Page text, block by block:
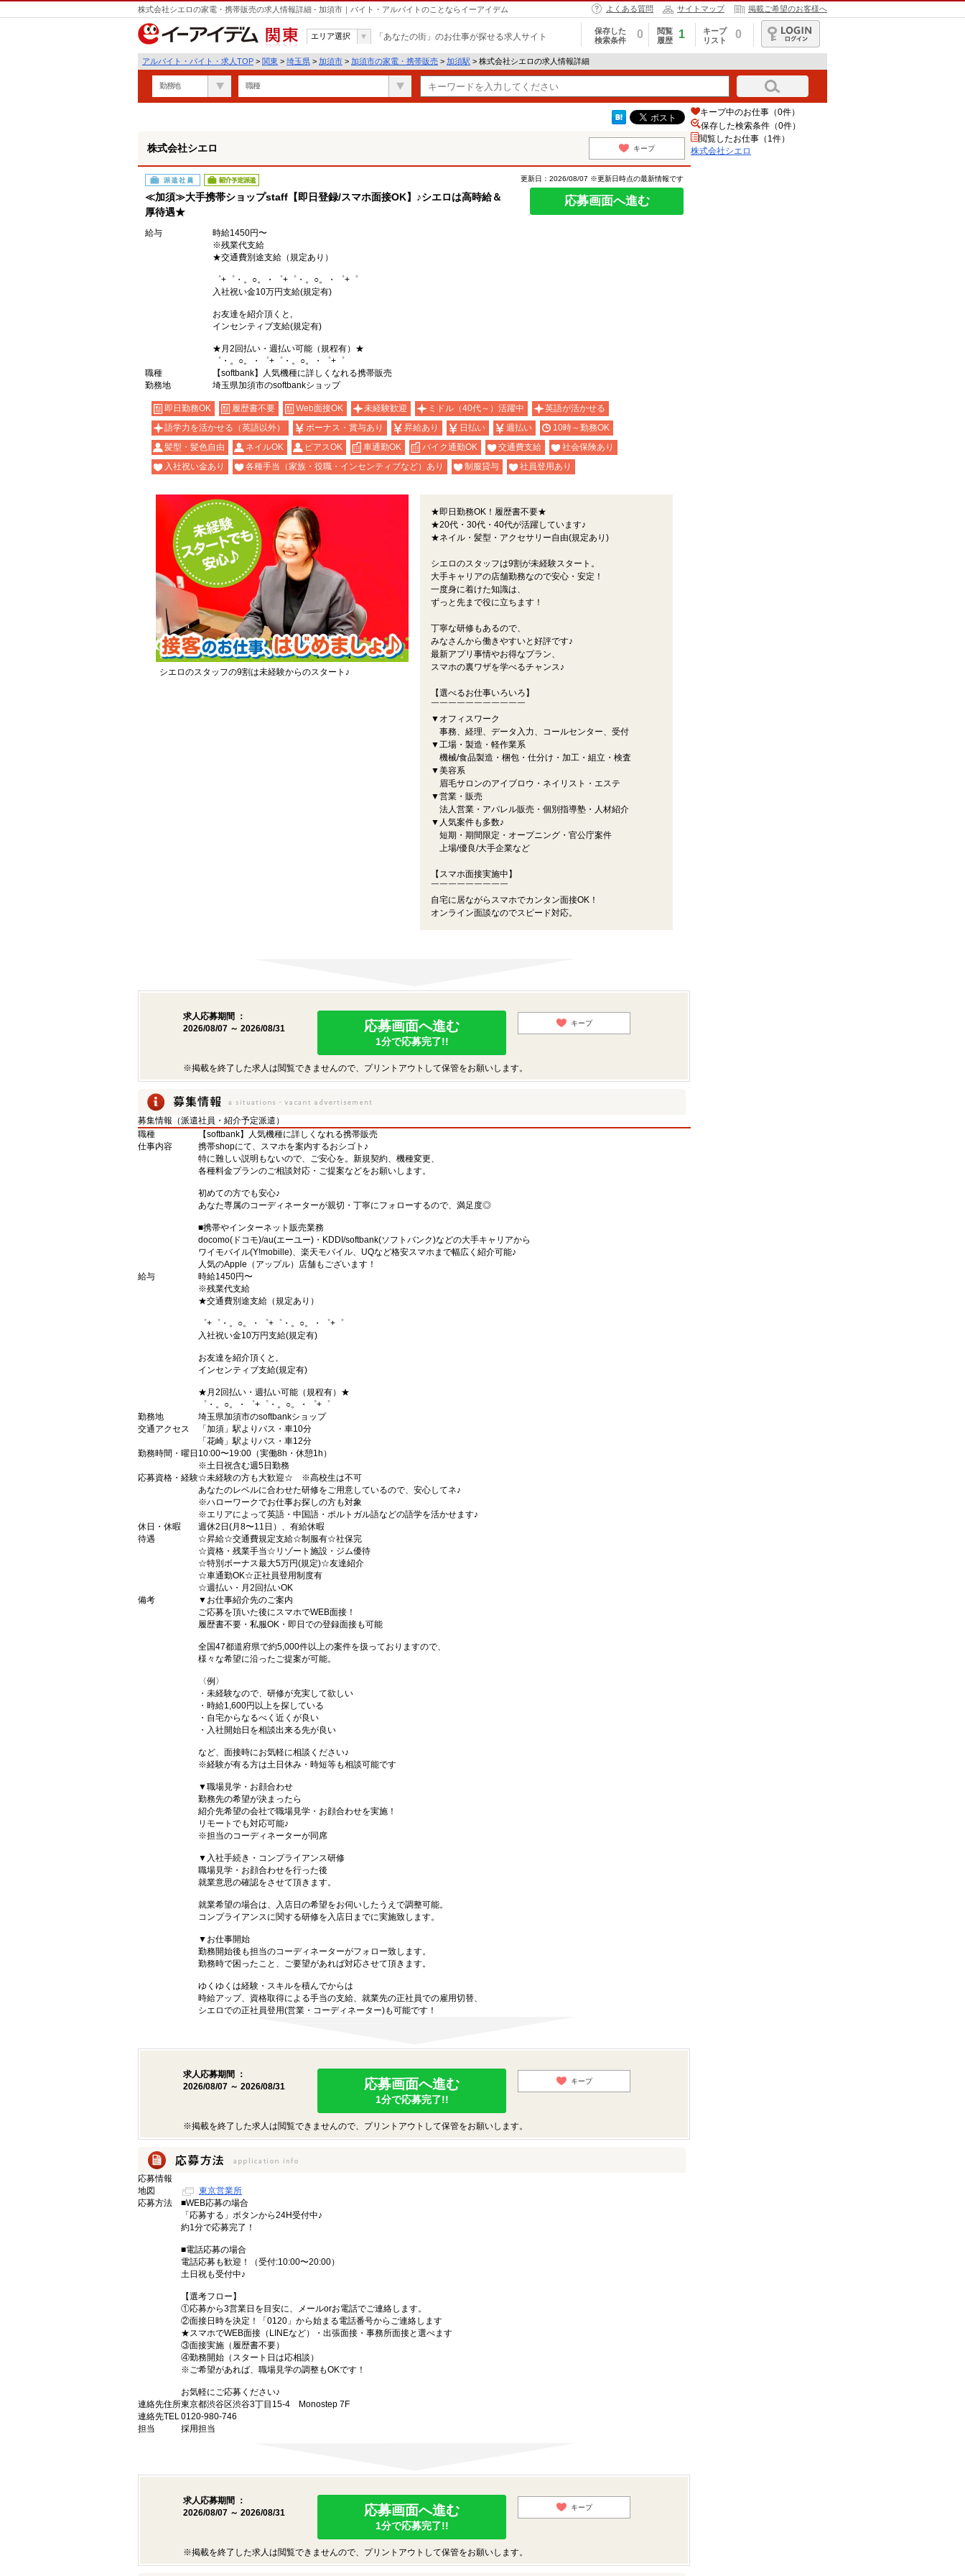
株式会社シエロの家電・携帯販売の求人情報詳細 - 加須市｜バイト・アルバイトのことならイーアイデム よくある質問 サイトマップ 掲載ご希望のお客様へ
関東
エリア選択 「あなたの街」のお仕事が探せる求人サイト
保存した
検索条件
0
閲覧
履歴
1
キープ
リスト
0
ログイン
アルバイト・バイト・求人TOP > 関東 > 埼玉県 > 加須市 > 加須市の家電・携帯販売 > 加須駅 > 株式会社シエロの求人情報詳細
勤務地 職種
遣
株式会社シエロ キープ
派遣社員 紹介予定派遣
≪加須≫大手携帯ショップstaff【即日登録/スマホ面接OK】♪シエロは高時給＆
厚待遇★
更新日：2026/08/07 ※更新日時点の最新情報です
応募画面へ進む
給与
時給1450円〜
※残業代支給
★交通費別途支給（規定あり）
゜+゜・。○。・゜+゜・。○。・゜+゜
入社祝い金10万円支給(規定有)
お友達を紹介頂くと,
インセンティブ支給(規定有)
★月2回払い・週払い可能（規程有）★
゜・。○。・゜+゜・。○。・゜+゜
職種
【softbank】人気機種に詳しくなれる携帯販売
勤務地
埼玉県加須市のsoftbankショップ
即日勤務OK 履歴書不要 Web面接OK 未経験歓迎 ミドル（40代～）活躍中
英語が活かせる
語学力を活かせる（英語以外）
ボーナス・賞与あり 昇給あり 日払い 週払い
10時～勤務OK
髪型・髪色自由
ネイルOK ピアスOK 車通勤OK バイク通勤OK 交通費支給
社会保険あり
入社祝い金あり
各種手当（家族・役職・インセンティブなど）あり 制服貸与 社員登用あり
シエロのスタッフの9割は未経験からのスタート♪
★即日勤務OK！履歴書不要★
★20代・30代・40代が活躍しています♪
★ネイル・髪型・アクセサリー自由(規定あり)
シエロのスタッフは9割が未経験スタート。
大手キャリアの店舗勤務なので安心・安定！
一度身に着けた知識は、
ずっと先まで役に立ちます！
丁寧な研修もあるので、
みなさんから働きやすいと好評です♪
最新アプリ事情やお得なプラン、
スマホの裏ワザを学べるチャンス♪
【選べるお仕事いろいろ】
￣￣￣￣￣￣￣￣￣￣￣
▼オフィスワーク
事務、経理、データ入力、コールセンター、受付
▼工場・製造・軽作業系
機械/食品製造・梱包・仕分け・加工・組立・検査
▼美容系
眉毛サロンのアイブロウ・ネイリスト・エステ
▼営業・販売
法人営業・アパレル販売・個別指導塾・人材紹介
▼人気案件も多数♪
短期・期間限定・オープニング・官公庁案件
上場/優良/大手企業など
【スマホ面接実施中】
￣￣￣￣￣￣￣￣￣
自宅に居ながらスマホでカンタン面接OK！
オンライン面談なのでスピード対応。
求人応募期間 ：
2026/08/07 ～ 2026/08/31
応募画面へ進む
1分で応募完了!!
キープ
※掲載を終了した求人は閲覧できませんので、プリントアウトして保管をお願いします。
募集情報（派遣社員・紹介予定派遣）
職種
【softbank】人気機種に詳しくなれる携帯販売
仕事内容
携帯shopにて、スマホを案内するおシゴト♪
特に難しい説明もないので、ご安心を。新規契約、機種変更、
各種料金プランのご相談対応・ご提案などをお願いします。
初めての方でも安心♪
あなた専属のコーディネーターが親切・丁寧にフォローするので、満足度◎
■携帯やインターネット販売業務
docomo(ドコモ)/au(エーユー)・KDDI/softbank(ソフトバンク)などの大手キャリアから
ワイモバイル(Y!mobille)、楽天モバイル、UQなど格安スマホまで幅広く紹介可能♪
人気のApple（アップル）店舗もございます！
給与
時給1450円〜
※残業代支給
★交通費別途支給（規定あり）
゜+゜・。○。・゜+゜・。○。・゜+゜
入社祝い金10万円支給(規定有)
お友達を紹介頂くと,
インセンティブ支給(規定有)
★月2回払い・週払い可能（規程有）★
゜・。○。・゜+゜・。○。・゜+゜
勤務地
埼玉県加須市のsoftbankショップ
交通アクセス
「加須」駅よりバス・車10分
「花崎」駅よりバス・車12分
勤務時間・曜日 10:00〜19:00（実働8h・休憩1h）
※土日祝含む週5日勤務
応募資格・経験☆未経験の方も大歓迎☆ ※高校生は不可
あなたのレベルに合わせた研修をご用意しているので、安心してネ♪
※ハローワークでお仕事お探しの方も対象
※エリアによって英語・中国語・ポルトガル語などの語学を活かせます♪
休日・休暇
週休2日(月8〜11日）、有給休暇
待遇
☆昇給☆交通費規定支給☆制服有☆社保完
☆資格・残業手当☆リゾート施設・ジム優待
☆特別ボーナス最大5万円(規定)☆友達紹介
☆車通勤OK☆正社員登用制度有
☆週払い・月2回払いOK
備考
▼お仕事紹介先のご案内
ご応募を頂いた後にスマホでWEB面接！
履歴書不要・私服OK・即日での登録面接も可能
全国47都道府県で約5,000件以上の案件を扱っておりますので、
様々な希望に沿ったご提案が可能。
〈例〉
・未経験なので、研修が充実して欲しい
・時給1,600円以上を探している
・自宅からなるべく近くが良い
・入社開始日を相談出来る先が良い
など、面接時にお気軽に相談ください♪
※経験が有る方は土日休み・時短等も相談可能です
▼職場見学・お顔合わせ
勤務先の希望が決まったら
紹介先希望の会社で職場見学・お顔合わせを実施！
リモートでも対応可能♪
※担当のコーディネーターが同席
▼入社手続き・コンプライアンス研修
職場見学・お顔合わせを行った後
就業意思の確認をさせて頂きます。
就業希望の場合は、入店日の希望をお伺いしたうえで調整可能。
コンプライアンスに関する研修を入店日までに実施致します。
▼お仕事開始
勤務開始後も担当のコーディネーターがフォロー致します。
勤務時で困ったこと、ご要望があれば対応させて頂きます。
ゆくゆくは経験・スキルを積んでからは
時給アップ、資格取得による手当の支給、就業先の正社員での雇用切替、
シエロでの正社員登用(営業・コーディネーター)も可能です！
求人応募期間 ：
2026/08/07 ～ 2026/08/31
応募画面へ進む
1分で応募完了!!
キープ
※掲載を終了した求人は閲覧できませんので、プリントアウトして保管をお願いします。
応募情報
地図
東京営業所
応募方法
■WEB応募の場合
「応募する」ボタンから24H受付中♪
約1分で応募完了！
■電話応募の場合
電話応募も歓迎！（受付:10:00〜20:00）
土日祝も受付中♪
【選考フロー】
①応募から3営業日を目安に、メールorお電話でご連絡します。
②面接日時を決定！「0120」から始まる電話番号からご連絡します
★スマホでWEB面接（LINEなど）・出張面接・事務所面接と選べます
③面接実施（履歴書不要）
④勤務開始（スタート日は応相談）
※ご希望があれば、職場見学の調整もOKです！
お気軽にご応募ください♪
連絡先住所東京都渋谷区渋谷3丁目15-4 Monostep 7F
連絡先TEL0120-980-746
担当
採用担当
求人応募期間 ：
2026/08/07 ～ 2026/08/31
応募画面へ進む
1分で応募完了!!
キープ
※掲載を終了した求人は閲覧できませんので、プリントアウトして保管をお願いします。
キープ中のお仕事（0件）
保存した検索条件（0件）
閲覧したお仕事（1件）
株式会社シエロ